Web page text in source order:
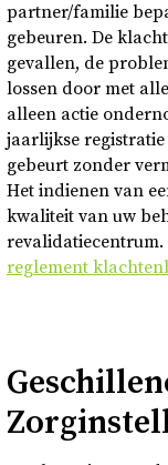
partner/familie
gebeuren. De
gevallen, de
lossen door met
alleen actie
jaarlijkse
gebeurt zonder
Het indienen van
kwaliteit van uw
revalidatiecentrum.
reglement